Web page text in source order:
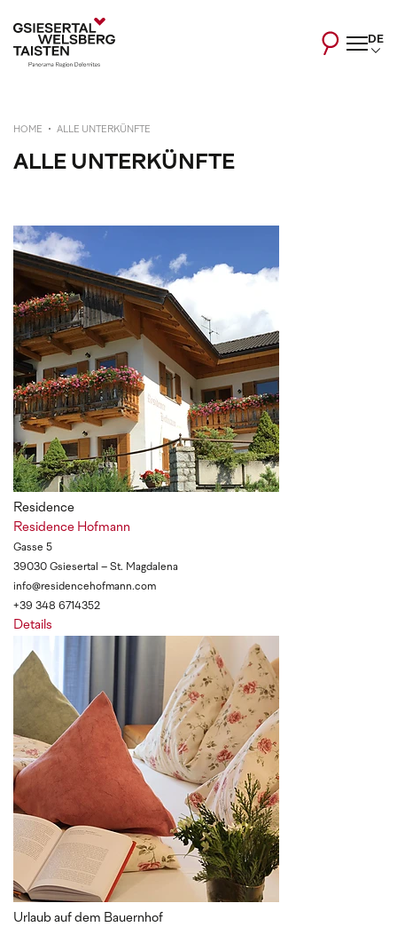
DE
HOME ALLE UNTERKÜNFTE
ALLE UNTERKÜNFTE
Residence
Residence Hofmann
Gasse 5
39030 Gsiesertal – St. Magdalena
info@residencehofmann.com
+39 348 6714352
Details
Urlaub auf dem Bauernhof